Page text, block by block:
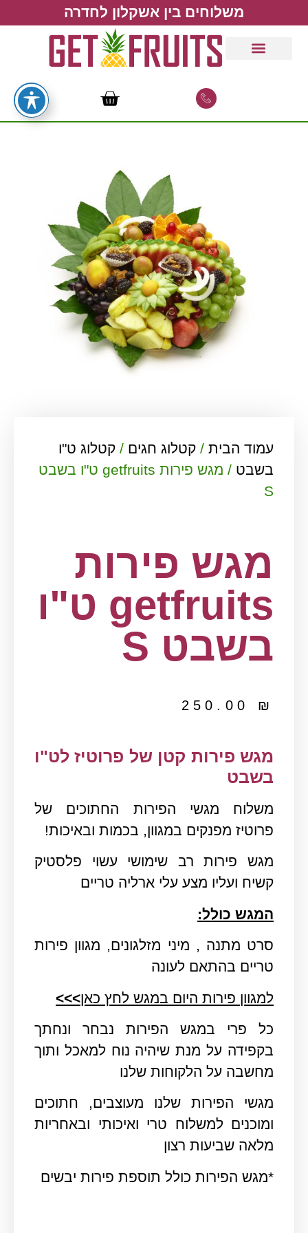
משלוחים בין אשקלון לחדרה
עמוד הבית / קטלוג חגים / קטלוג ט"ו
בשבט
/ מגש פירות getfruits ט"ו בשבט
S
מגש פירות
getfruits ט"ו
בשבט S
250.00 ₪
מגש פירות קטן של פרוטיז לט"ו
בשבט
משלוח מגשי הפירות החתוכים של
פרוטיז מפנקים במגוון, בכמות ובאיכות!
מגש פירות רב שימושי עשוי פלסטיק
קשיח ועליו מצע עלי ארליה טריים
המגש כולל:
סרט מתנה , מיני מזלגונים, מגוון פירות
טריים בהתאם לעונה
למגוון פירות היום במגש לחץ כאן>>>
כל פרי במגש הפירות נבחר ונחתך
בקפידה על מנת שיהיה נוח למאכל ותוך
מחשבה על הלקוחות שלנו
מגשי הפירות שלנו מעוצבים, חתוכים
ומוכנים למשלוח טרי ואיכותי ובאחריות
מלאה שביעות רצון
*מגש הפירות כולל תוספת פירות יבשים